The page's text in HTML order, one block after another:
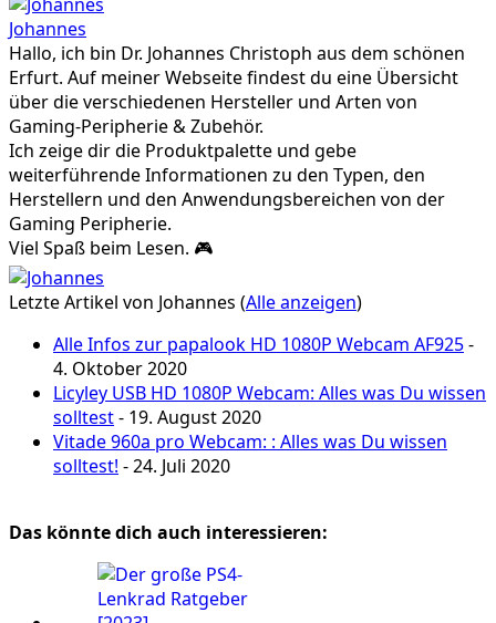
Johannes
Hallo, ich bin Dr. Johannes Christoph aus dem schönen
Erfurt. Auf meiner Webseite findest du eine Übersicht
über die verschiedenen Hersteller und Arten von
Gaming-Peripherie & Zubehör.
Ich zeige dir die Produktpalette und gebe
weiterführende Informationen zu den Typen, den
Herstellern und den Anwendungsbereichen von der
Gaming Peripherie.
Viel Spaß beim Lesen. 🎮
Letzte Artikel von Johannes (Alle anzeigen)
Alle Infos zur papalook HD 1080P Webcam AF925-
4. Oktober 2020
Licyley USB HD 1080P Webcam: Alles was Du wissen
solltest- 19. August 2020
Vitade 960a pro Webcam: : Alles was Du wissen
solltest! - 24. Juli 2020
Das könnte dich auch interessieren: